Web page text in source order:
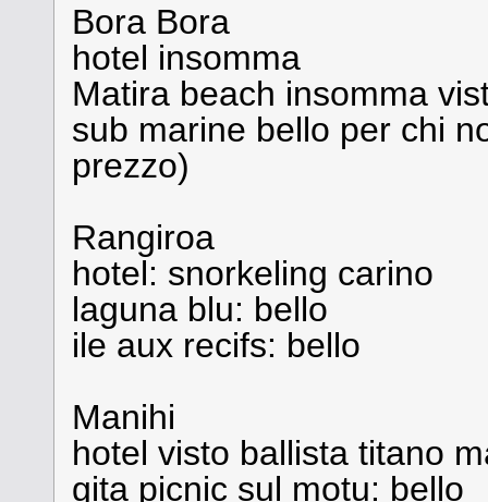
Bora Bora
hotel insomma
Matira beach insomma
sub marine bello per chi
prezzo)
Rangiroa
hotel: snorkeling carino
laguna blu: bello
ile aux recifs: bello
Manihi
hotel visto ballista titano
gita picnic sul motu: bello